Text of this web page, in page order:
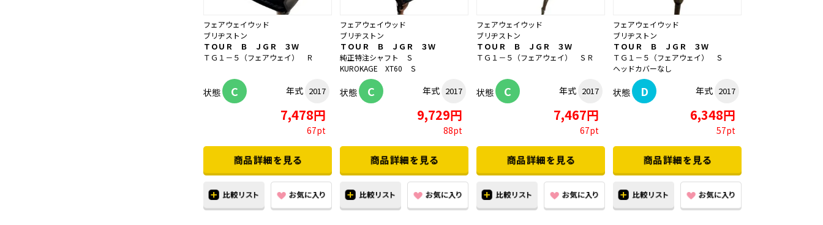
フェアウェイウッド
ブリヂストン
ＴＯＵＲ Ｂ ＪＧＲ ３Ｗ
ＴＧ１－５（フェアウェイ） Ｒ
状態 C 年式 2017
7,478円
67pt
フェアウェイウッド
ブリヂストン
ＴＯＵＲ Ｂ ＪＧＲ ３Ｗ
純正特注シャフト Ｓ
KUROKAGE XT60 Ｓ
状態 C 年式 2017
9,729円
88pt
フェアウェイウッド
ブリヂストン
ＴＯＵＲ Ｂ ＪＧＲ ３Ｗ
ＴＧ１－５（フェアウェイ） ＳＲ
状態 C 年式 2017
7,467円
67pt
フェアウェイウッド
ブリヂストン
ＴＯＵＲ Ｂ ＪＧＲ ３Ｗ
ＴＧ１－５（フェアウェイ） Ｓ
ヘッドカバーなし
状態 D 年式 2017
6,348円
57pt